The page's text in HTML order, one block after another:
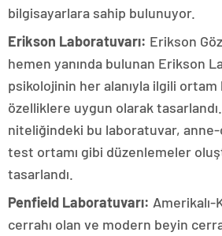
bilgisayarlara sahip bulunuyor.
Erikson Laboratuvarı: Erikson
hemen yanında bulunan Erikson
psikolojinin her alanıyla ilgili ortam
özelliklere uygun olarak
niteliğindeki bu laboratuvar,
test ortamı gibi düzenlemeler
tasarlandı.
Penfield Laboratuvarı: Amerikalı-
cerrahı olan ve modern beyin